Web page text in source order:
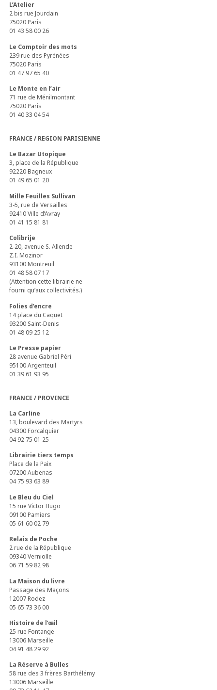
L’Atelier
2 bis rue Jourdain
75020 Paris
01 43 58 00 26
Le Comptoir des mots
239 rue des Pyrénées
75020 Paris
01 47 97 65 40
Le Monte en l’air
71 rue de Ménilmontant
75020 Paris
01 40 33 04 54
FRANCE / REGION PARISIENNE
Le Bazar Utopique
3, place de la République
92220 Bagneux
01 49 65 01 20
Mille Feuilles Sullivan
3-5, rue de Versailles
92410 Ville d’Avray
01 41 15 81 81
Colibrije
2-20, avenue S. Allende
Z.I. Mozinor
93100 Montreuil
01 48 58 07 17
(Attention cette librairie ne
fourni qu’aux collectivités.)
Folies d’encre
14 place du Caquet
93200 Saint-Denis
01 48 09 25 12
Le Presse papier
28 avenue Gabriel Péri
95100 Argenteuil
01 39 61 93 95
FRANCE / PROVINCE
La Carline
13, boulevard des Martyrs
04300 Forcalquier
04 92 75 01 25
Librairie tiers temps
Place de la Paix
07200 Aubenas
04 75 93 63 89
Le Bleu du Ciel
15 rue Victor Hugo
09100 Pamiers
05 61 60 02 79
Relais de Poche
2 rue de la République
09340 Verniolle
06 71 59 82 98
La Maison du livre
Passage des Maçons
12007 Rodez
05 65 73 36 00
Histoire de l’œil
25 rue Fontange
13006 Marseille
04 91 48 29 92
La Réserve à Bulles
58 rue des 3 frères Barthélémy
13006 Marseille